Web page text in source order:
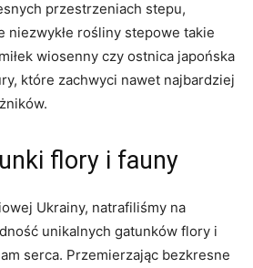
przestrzeniach stepu,
niezwykłe rośliny stepowe takie
wiosenny czy ostnica japońska
które zachwyci nawet najbardziej
flory i fauny
Ukrainy, natrafiliśmy na
unikalnych gatunków flory i
serca. Przemierzając bezkresne